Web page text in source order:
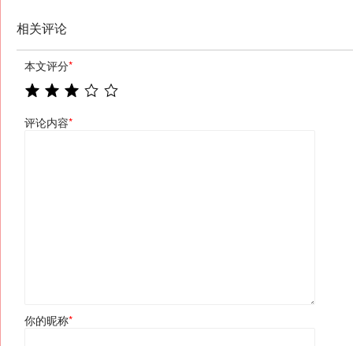
相关评论
本文评分*
评论内容*
你的昵称*